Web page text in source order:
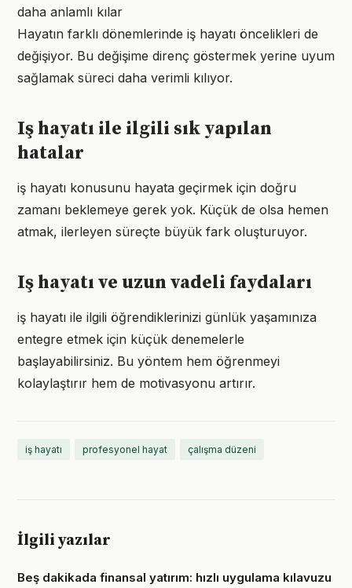
daha anlamlı kılar
Hayatın farklı dönemlerinde iş hayatı öncelikleri de
değişiyor. Bu değişime direnç göstermek yerine uyum
sağlamak süreci daha verimli kılıyor.
Iş hayatı ile ilgili sık yapılan
hatalar
iş hayatı konusunu hayata geçirmek için doğru
zamanı beklemeye gerek yok. Küçük de olsa hemen
atmak, ilerleyen süreçte büyük fark oluşturuyor.
Iş hayatı ve uzun vadeli faydaları
iş hayatı ile ilgili öğrendiklerinizi günlük yaşamınıza
entegre etmek için küçük denemelerle
başlayabilirsiniz. Bu yöntem hem öğrenmeyi
kolaylaştırır hem de motivasyonu artırır.
iş hayatı profesyonel hayat çalışma düzeni
İlgili yazılar
Beş dakikada finansal yatırım: hızlı uygulama kılavuzu